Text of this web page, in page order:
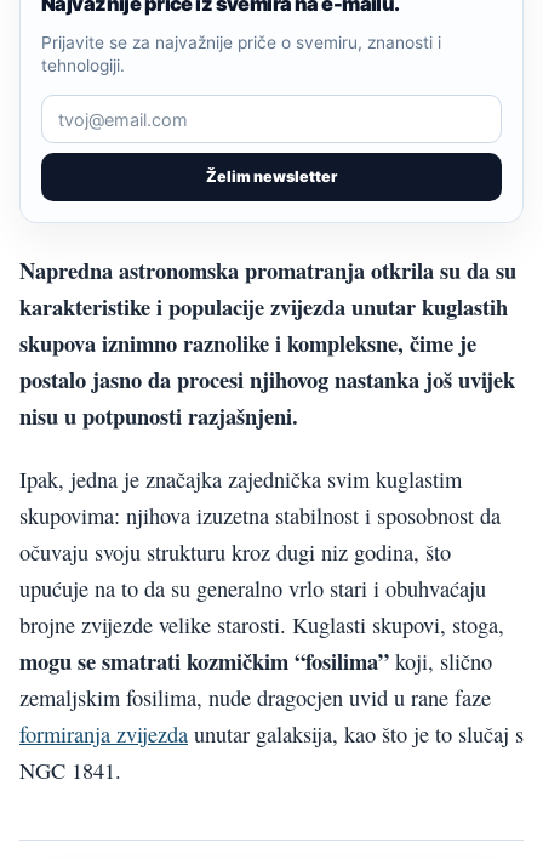
Želim newsletter
Prijavite se za najvažnije priče o svemiru, znanosti i
tehnologiji.
Napredna astronomska promatranja otkrila su da su
karakteristike i populacije zvijezda unutar kuglastih
skupova iznimno raznolike i kompleksne, čime je
postalo jasno da procesi njihovog nastanka još uvijek
nisu u potpunosti razjašnjeni.
Ipak, jedna je značajka zajednička svim kuglastim
skupovima: njihova izuzetna stabilnost i sposobnost da
očuvaju svoju strukturu kroz dugi niz godina, što
upućuje na to da su generalno vrlo stari i obuhvaćaju
brojne zvijezde velike starosti. Kuglasti skupovi, stoga,
mogu se smatrati kozmičkim “fosilima” koji, slično
zemaljskim fosilima, nude dragocjen uvid u rane faze
formiranja zvijezda unutar galaksija, kao što je to slučaj s
NGC 1841.